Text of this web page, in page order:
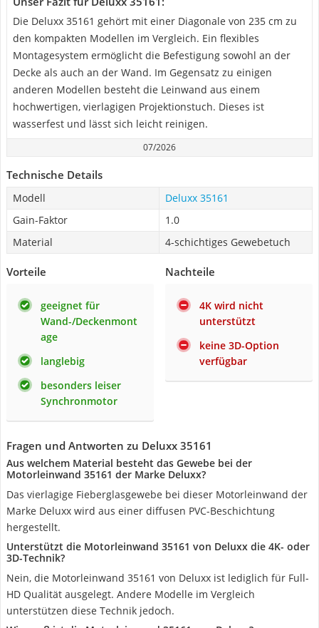
Die Deluxx 35161 gehört mit einer Diagonale von 235 cm zu
den kompakten Modellen im Vergleich. Ein flexibles
Montagesystem ermöglicht die Befestigung sowohl an der
Decke als auch an der Wand. Im Gegensatz zu einigen
anderen Modellen besteht die Leinwand aus einem
hochwertigen, vierlagigen Projektionstuch. Dieses ist
wasserfest und lässt sich leicht reinigen.
07/2026
Technische Details
Modell
Deluxx 35161
Gain-Faktor
1.0
Material
4-schichtiges Gewebetuch
Vorteile
geeignet für
Wand-/Deckenmont
age
langlebig
besonders leiser
Synchronmotor
Nachteile
4K wird nicht
unterstützt
keine 3D-Option
verfügbar
Fragen und Antworten zu Deluxx 35161
Aus welchem Material besteht das Gewebe bei der
Motorleinwand 35161 der Marke Deluxx?
Das vierlagige Fieberglasgewebe bei dieser Motorleinwand der
Marke Deluxx wird aus einer diffusen PVC-Beschichtung
hergestellt.
Unterstützt die Motorleinwand 35161 von Deluxx die 4K- oder
3D-Technik?
Nein, die Motorleinwand 35161 von Deluxx ist lediglich für Full-
HD Qualität ausgelegt. Andere Modelle im Vergleich
unterstützen diese Technik jedoch.